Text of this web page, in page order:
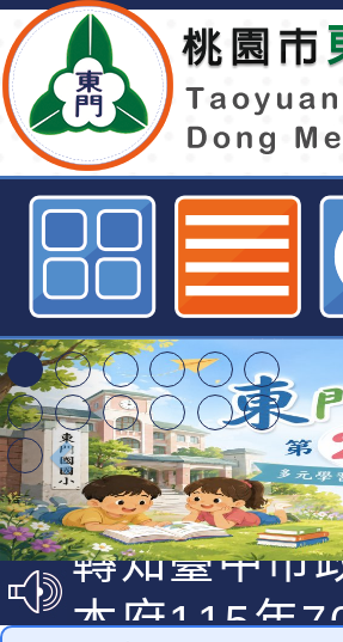
neiltmpstycedu網
特殊教育學
明手冊(修
說明影片
轉知臺中市
光城市手牽
本府115年